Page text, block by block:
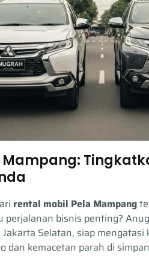
Mampang:
rental mobil Pela Mampang
bisnis penting?
Selatan, siap
dan kemacetan parah di